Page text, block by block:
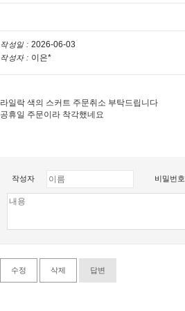
작성일 : 2026-06-03
작성자 : 이은*
라일락 색의 스커트 주문취소 부탁드립니다
공휴일 주문이라 착각했네요
작성자 비밀번호
수정 삭제 답변